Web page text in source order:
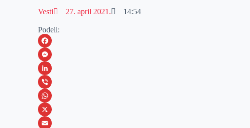
Vesti 27. april 2021. 14:54
Podeli:
F
a
c
e
b
o
M
e
s
s
e
L
i
n
k
V
i
b
W
h
X